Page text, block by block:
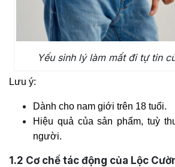
Yếu sinh lý làm mất đi tự tin
Lưu ý:
Dành cho nam giới trên 18 tuổi.
Hiệu quả của sản phẩm, tuỳ
người.
1.2 Cơ chế tác động của Lộc